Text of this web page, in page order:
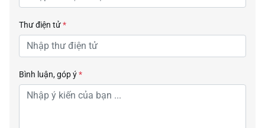
Thư điện tử*
Bình luận, góp ý*